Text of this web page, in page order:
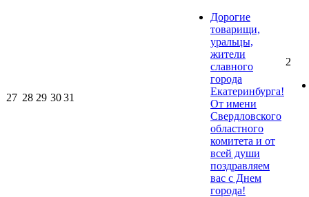
27 28 29 3031
Дорогие
товарищи,
уральцы,
жители
славного
города
Екатеринбурга!
От имени
Свердловского
областного
комитета и от
всей души
поздравляем
вас с Днем
города!
2